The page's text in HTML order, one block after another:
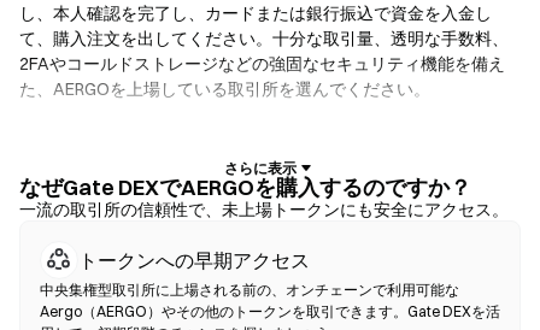
し、本人確認を完了し、カードまたは銀行振込で資金を入金し
て、購入注文を出してください。十分な取引量、透明な手数料、
2FAやコールドストレージなどの強固なセキュリティ機能を備え
た、AERGOを上場している取引所を選んでください。
自己保管を重視するユーザー向けです。ノンカストディアルウォ
レットでは、お客様自身が秘密鍵を保有し、ウォレットのインタ
ットは法定通貨オンランプにも対応しており、取引所を経由せず
にクレジットカードでAERGOを購入できます。いかなる取引で
も、確認前に必ずシードフレーズをバックアップし、コントラク
なぜGate DEXでAERGOを購入するのですか？
一流の取引所の信頼性で、未上場トークンにも安全にアクセス。
トークンへの早期アクセス
中央集権型取引所に上場される前の、オンチェーンで利用可能な
Aergo（AERGO）やその他のトークンを取引できます。Gate DEXを活